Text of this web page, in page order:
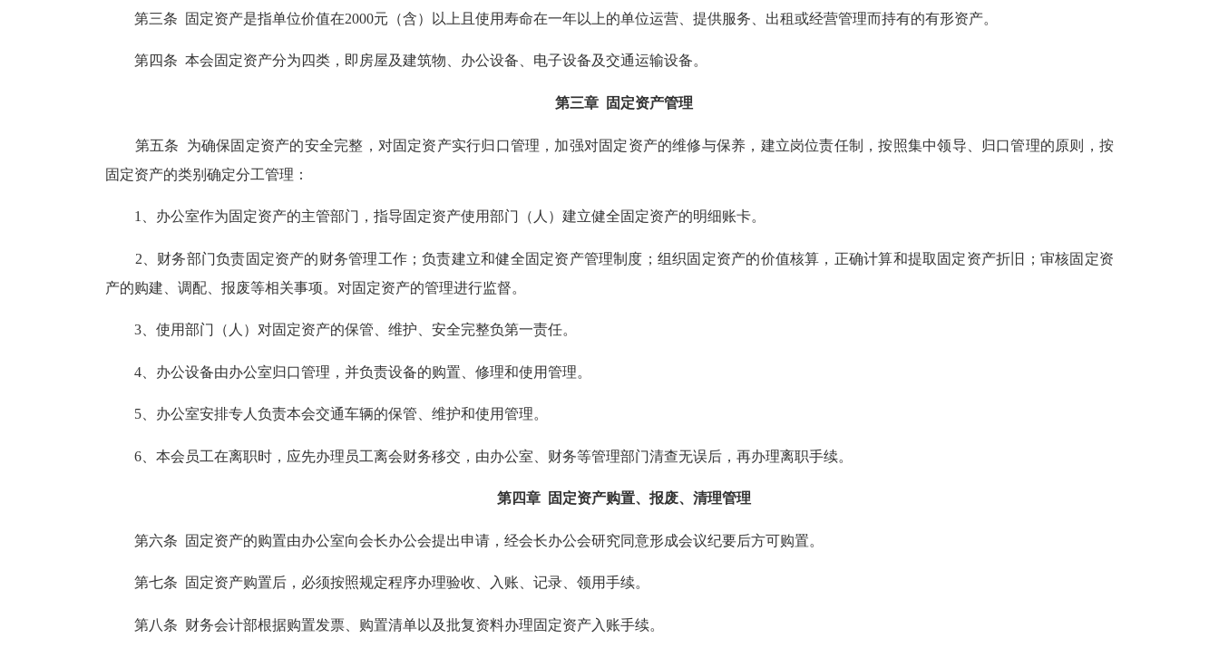
第三条 固定资产是指单位价值在2000元（含）以上且使用寿命在一年以上的单位运营、提供服务、出租或经营管理而持有的有形资产。
第四条 本会固定资产分为四类，即房屋及建筑物、办公设备、电子设备及交通运输设备。
第三章 固定资产管理
第五条 为确保固定资产的安全完整，对固定资产实行归口管理，加强对固定资产的维修与保养，建立岗位责任制，按照集中领导、归口管理的原则，按
固定资产的类别确定分工管理：
1、办公室作为固定资产的主管部门，指导固定资产使用部门（人）建立健全固定资产的明细账卡。
2、财务部门负责固定资产的财务管理工作；负责建立和健全固定资产管理制度；组织固定资产的价值核算，正确计算和提取固定资产折旧；审核固定资
产的购建、调配、报废等相关事项。对固定资产的管理进行监督。
3、使用部门（人）对固定资产的保管、维护、安全完整负第一责任。
4、办公设备由办公室归口管理，并负责设备的购置、修理和使用管理。
5、办公室安排专人负责本会交通车辆的保管、维护和使用管理。
6、本会员工在离职时，应先办理员工离会财务移交，由办公室、财务等管理部门清查无误后，再办理离职手续。
第四章 固定资产购置、报废、清理管理
第六条 固定资产的购置由办公室向会长办公会提出申请，经会长办公会研究同意形成会议纪要后方可购置。
第七条 固定资产购置后，必须按照规定程序办理验收、入账、记录、领用手续。
第八条 财务会计部根据购置发票、购置清单以及批复资料办理固定资产入账手续。